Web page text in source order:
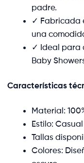
padre.
✓ Fabricada
una
✓ Ideal para
Baby
Características
Material:
Estilo:
Tallas
Colores: